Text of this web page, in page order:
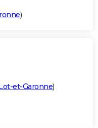
)
et-Garonne)